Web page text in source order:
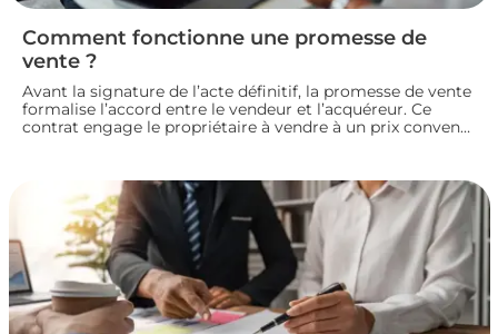
Comment fonctionne une promesse de
vente ?
Avant la signature de l’acte définitif, la promesse de vente
formalise l’accord entre le vendeur et l’acquéreur. Ce
contrat engage le propriétaire à vendre à un prix convenu
et droit de rétractation, analysons le fonctionnement réel
de cette étape clé d’une transaction immobilière.